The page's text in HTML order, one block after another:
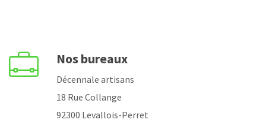
Nos bureaux
Décennale artisans
18 Rue Collange
92300 Levallois-Perret